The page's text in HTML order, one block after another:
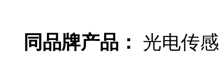
同品牌产品：
光电传